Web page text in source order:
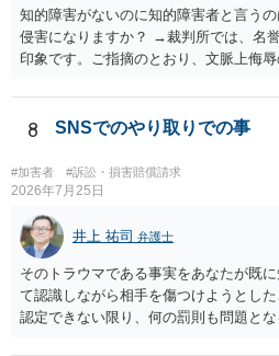
掲載された場合は、URL、掲載日時、
てください。
知的障害がないのに知的障害者と言う
侵害になりますか？ →裁判所では、名
印象です。ご指摘のとおり、文脈上侮
8 SNSでのやり取りでの事
#加害者 #訴訟・損害賠償請求
2026年7月25日
井上 祐司 弁護士
そのトラウマである事実をあなたが既
て認識しながら相手を傷つけようとし
認定できない限り、何の罰則も問題と